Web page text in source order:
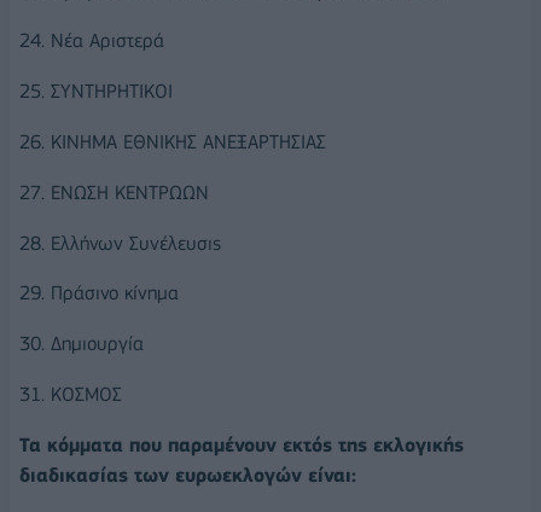
24. Νέα Αριστερά
25. ΣΥΝΤΗΡΗΤΙΚΟΙ
26. ΚΙΝΗΜΑ ΕΘΝΙΚΗΣ ΑΝΕΞΑΡΤΗΣΙΑΣ
27. ΕΝΩΣΗ ΚΕΝΤΡΩΩΝ
28. Ελλήνων Συνέλευσις
29. Πράσινο κίνημα
30. Δημιουργία
31. ΚΟΣΜΟΣ
Τα κόμματα που παραμένουν εκτός της εκλογικής
διαδικασίας των ευρωεκλογών είναι: